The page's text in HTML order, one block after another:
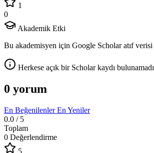
1
0
Akademik Etki
Bu akademisyen için Google Scholar atıf verisi
Herkese açık bir Scholar kaydı
0 yorum
En BeğenilenlerEn Yeniler
0.0 / 5
Toplam
0 Değerlendirme
5